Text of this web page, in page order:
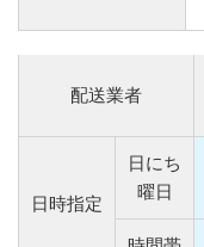
配送業者
日時指定
日にち
曜日